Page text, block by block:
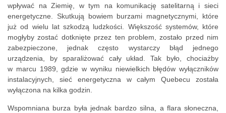
wpływać na Ziemię, w tym na komunikację satelitarną i sieci
energetyczne. Skutkują bowiem burzami magnetycznymi, które
już od wielu lat szkodzą ludzkości. Większość systemów, które
mogłyby zostać dotknięte przez ten problem, zostało przed nim
zabezpieczone, jednak często wystarczy błąd jednego
urządzenia, by sparaliżować cały układ. Tak było, chociażby
w marcu 1989, gdzie w wyniku niewielkich błędów wyłączników
instalacyjnych, sieć energetyczna w całym Quebecu została
wyłączona na kilka godzin.
Wspomniana burza była jednak bardzo silna, a flara słoneczna,